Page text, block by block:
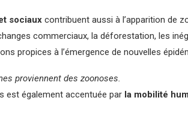
sociaux contribuent aussi à l’apparition de
commerciaux, la déforestation, les
propices à l’émergence de nouvelles
proviennent des zoonoses.
est également accentuée par la mobilité